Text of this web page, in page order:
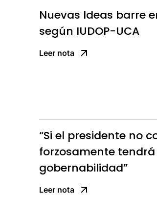
Nuevas Ideas barre
según IUDOP-UCA
Leer nota
“Si el presidente no
forzosamente
gobernabilidad”
Leer nota